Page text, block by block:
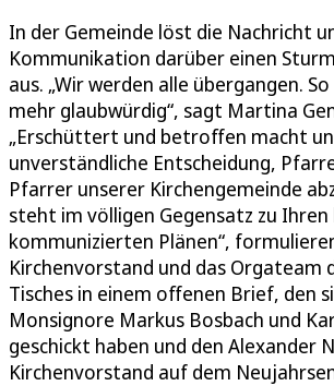
In der Gemeinde löst die Nachricht
Kommunikation darüber einen
aus. „Wir werden alle übergangen.
mehr glaubwürdig“, sagt Martina
„Erschüttert und betroffen macht
unverständliche Entscheidung,
Pfarrer unserer Kirchengemeinde
steht im völligen Gegensatz zu Ihren
kommunizierten Plänen“,
Kirchenvorstand und das Orgateam
Tisches in einem offenen Brief, den
Monsignore Markus Bosbach und
geschickt haben und den Alexander
Kirchenvorstand auf dem